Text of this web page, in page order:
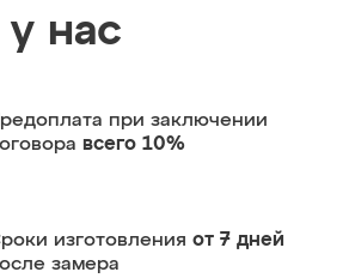
у нас
при заключении
всего 10%
изготовления от 7 дней
замера